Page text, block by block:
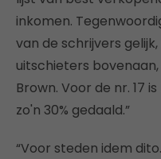
inkomen.
van de schrijvers
uitschieters bovenaan,
Brown. Voor de nr. 17
zo'n 30% gedaald.”
“Voor steden idem